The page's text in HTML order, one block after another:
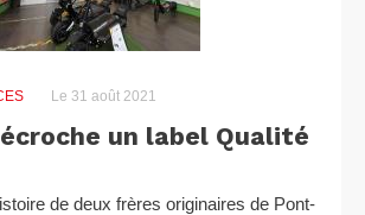
Le 31 août 2021
un label Qualité
de deux frères originaires de Pont-